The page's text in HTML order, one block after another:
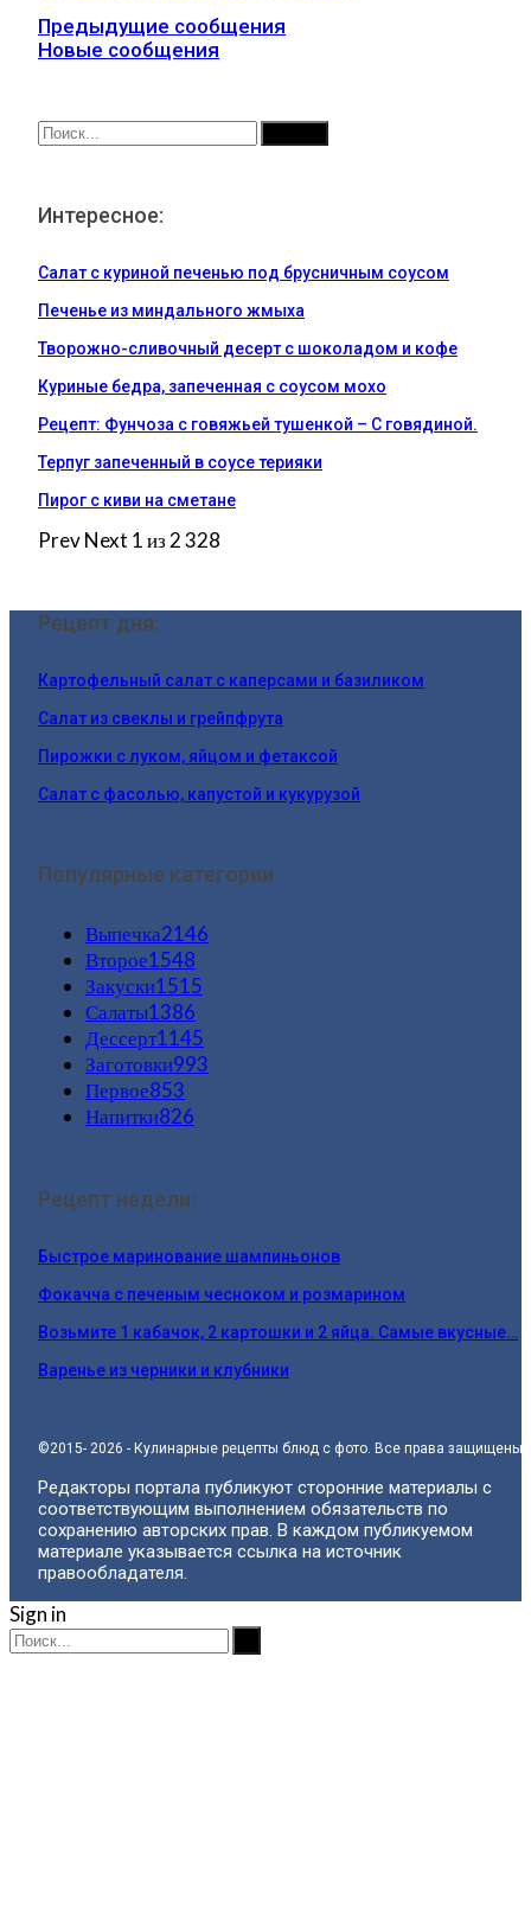
Предыдущие сообщения
Новые сообщения
Интересное:
Салат с куриной печенью под брусничным соусом
Печенье из миндального жмыха
Творожно-сливочный десерт с шоколадом и кофе
Куриные бедра, запеченная с соусом мохо
Рецепт: Фунчоза с говяжьей тушенкой – С говядиной.
Терпуг запеченный в соусе терияки
Пирог с киви на сметане
PrevNext 1 из 2 328
Рецепт дня:
Картофельный салат с каперсами и базиликом
Салат из свеклы и грейпфрута
Пирожки с луком, яйцом и фетаксой
Салат с фасолью, капустой и кукурузой
Популярные категории
Выпечка2146
Второе1548
Закуски1515
Салаты1386
Дессерт1145
Заготовки993
Первое853
Напитки826
Рецепт недели:
Быстрое маринование шампиньонов
Фокачча с печеным чесноком и розмарином
Возьмите 1 кабачок, 2 картошки и 2 яйца. Самые вкусные…
Варенье из черники и клубники
©2015- 2026 - Кулинарные рецепты блюд с фото. Все права защищены.
Редакторы портала публикуют сторонние материалы с
соответствующим выполнением обязательств по
сохранению авторских прав. В каждом публикуемом
материале указывается ссылка на источник
правообладателя.
Sign in